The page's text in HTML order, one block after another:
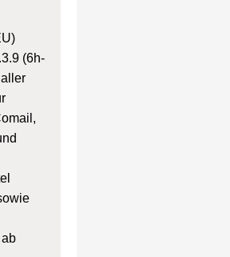
(6h-